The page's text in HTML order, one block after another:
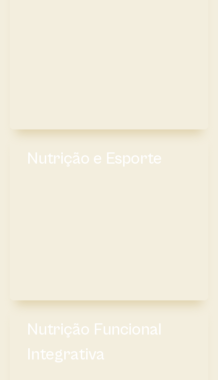
Nutrição e Esporte
Nutrição Funcional
Integrativa